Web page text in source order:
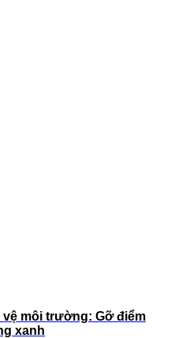
môi trường: Gỡ điểm
xanh